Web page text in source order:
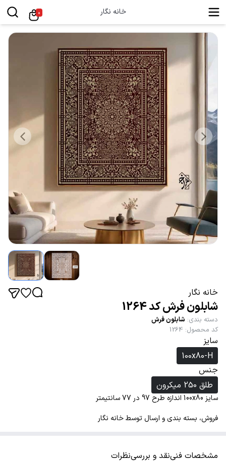
خانه نگار 0
خانه نگار
شابلون فرش کد 1264
دسته بندی: شابلون فرش
کد محصول:
1264
سایز
100x80-H
جنس
طلق 250 میکرون
سایز 100x80 اندازه طرح 97 در 77 سانتیمتر
فروش، بسته بندی و ارسال توسط خانه نگار
مشخصات فنینقد و بررسینظرات